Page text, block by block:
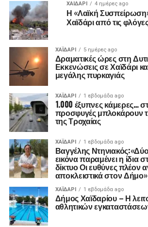
ΧΑΪΔΑΡΙ 4 ημέρες ago
Η «Λαϊκή
Χαϊδάρι από τις
ΧΑΪΔΑΡΙ 5 ημέρες ago
Δραματικές ώρες στη
Εκκενώσεις σε Χαϊδάρι
μεγάλης πυρκαγιάς
ΧΑΪΔΑΡΙ 1 εβδομάδα ago
1.000 έξυπνες κάμερες…
προσφυγές μπλοκάρουν
της Τροχαίας
ΧΑΪΔΑΡΙ 1 εβδομάδα ago
Βαγγέλης
εικόνα παραμένει η ίδια
δίκτυο Οι ευθύνες πλέον
αποκλειστικά στον Δήμο»
ΧΑΪΔΑΡΙ 1 εβδομάδα ago
Δήμος Χαϊδαρίου – Η
αθλητικών